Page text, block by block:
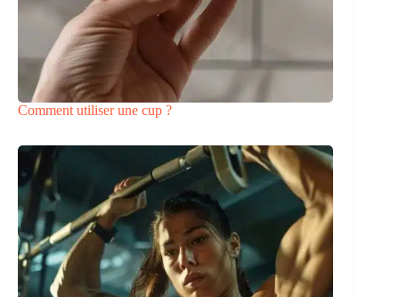
Comment utiliser une cup ?